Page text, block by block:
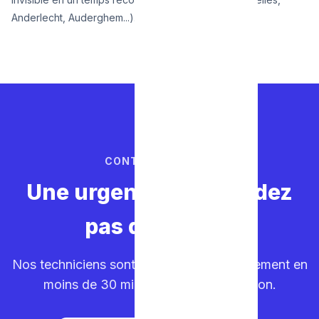
Anderlecht, Auderghem...).
CONTACTEZ-NOUS
Une urgence ? Ne perdez
pas de temps.
Nos techniciens sont sur la route. Déplacement en
moins de 30 minutes dans votre région.